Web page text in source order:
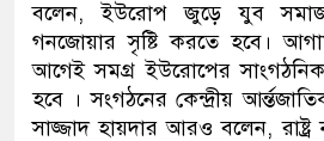
ব‌লেন, ইউরোপ জু‌ড়ে যুব
গনজোয়ার সৃ‌ষ্টি কর‌তে হ‌বে।
আগেই সমগ্র ইউরো‌পের
হ‌বে । সংগঠ‌নের কেন্দ্রীয়
সাজ্জাদ হায়দার আরও ব‌লেন,